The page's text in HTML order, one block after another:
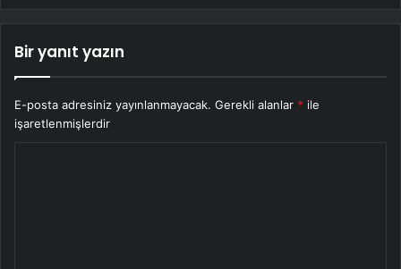
Bir yanıt yazın
E-posta adresiniz yayınlanmayacak. Gerekli alanlar * ile
işaretlenmişlerdir